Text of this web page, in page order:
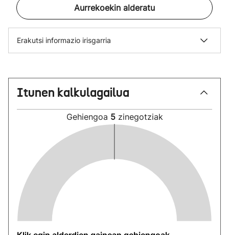
Aurrekoekin alderatu
Erakutsi informazio irisgarria
Itunen kalkulagailua
Gehiengoa 5 zinegotziak